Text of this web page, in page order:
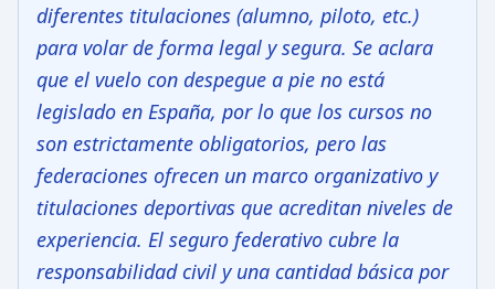
diferentes titulaciones (alumno, piloto, etc.)
para volar de forma legal y segura. Se aclara
que el vuelo con despegue a pie no está
legislado en España, por lo que los cursos no
son estrictamente obligatorios, pero las
federaciones ofrecen un marco organizativo y
titulaciones deportivas que acreditan niveles de
experiencia. El seguro federativo cubre la
responsabilidad civil y una cantidad básica por